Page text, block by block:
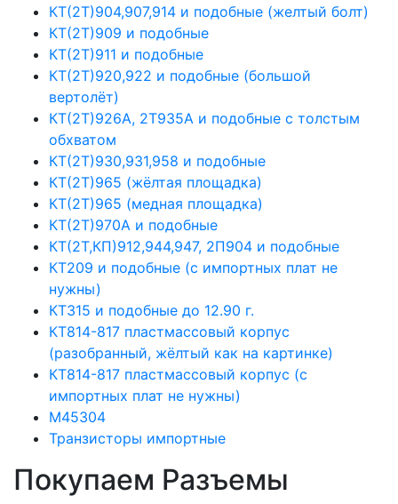
КТ(2Т)904,907,914 и подобные (желтый болт)
КТ(2Т)909 и подобные
КТ(2Т)911 и подобные
КТ(2Т)920,922 и подобные (большой
вертолёт)
КТ(2Т)926А, 2Т935А и подобные с толстым
обхватом
КТ(2Т)930,931,958 и подобные
КТ(2Т)965 (жёлтая площадка)
КТ(2Т)965 (медная площадка)
КТ(2Т)970А и подобные
КТ(2Т,КП)912,944,947, 2П904 и подобные
КТ209 и подобные (с импортных плат не
нужны)
КТ315 и подобные до 12.90 г.
КТ814-817 пластмассовый корпус
(разобранный, жёлтый как на картинке)
КТ814-817 пластмассовый корпус (с
импортных плат не нужны)
М45304
Транзисторы импортные
Покупаем Разъемы